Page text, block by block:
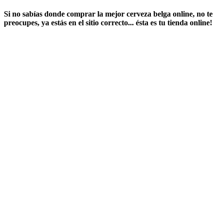
Si no sabías ​ donde comprar la mejor cerveza belga online​, no te
preocupes, ya estás en el sitio correcto... ésta es tu tienda online!